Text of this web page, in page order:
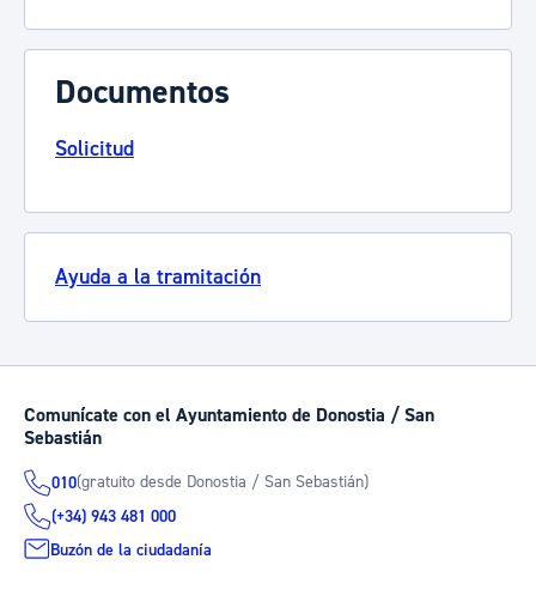
Documentos
Solicitud
Ayuda a la tramitación
Comunícate con el Ayuntamiento de Donostia / San
Sebastián
010(gratuito desde Donostia / San Sebastián)
(+34) 943 481 000
Buzón de la ciudadanía